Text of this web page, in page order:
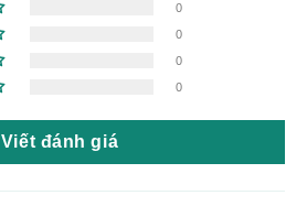
0
0
0
0
Viết đánh giá